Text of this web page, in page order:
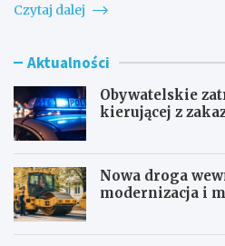
Czytaj dalej
Aktualności
Obywatelskie
kierującej z
Nowa droga
modernizacja i